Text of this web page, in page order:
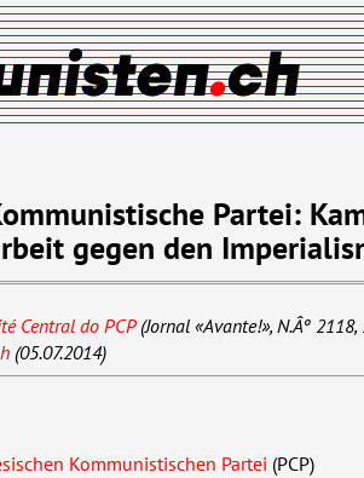
Partei:
gegen den
Central do PCP(Jornal «Avante!», N.Âº
(05.07.2014)
Kommunistischen Partei (PCP)